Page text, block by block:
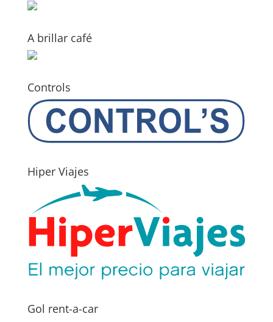
A brillar café
Controls
Hiper Viajes
Gol rent-a-car